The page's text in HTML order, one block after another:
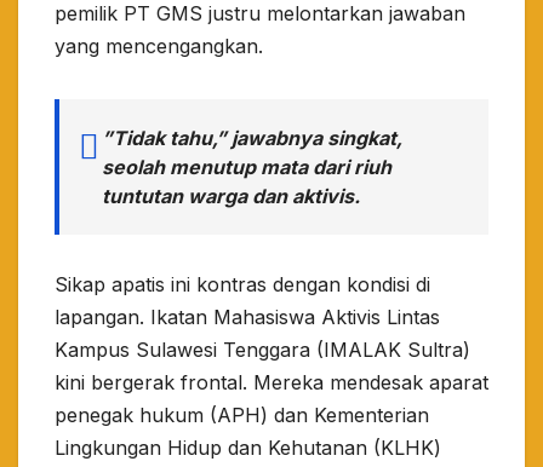
pemilik PT GMS justru melontarkan jawaban
yang mencengangkan.
​”Tidak tahu,” jawabnya singkat,
seolah menutup mata dari riuh
tuntutan warga dan aktivis.
​Sikap apatis ini kontras dengan kondisi di
lapangan. Ikatan Mahasiswa Aktivis Lintas
Kampus Sulawesi Tenggara (IMALAK Sultra)
kini bergerak frontal. Mereka mendesak aparat
penegak hukum (APH) dan Kementerian
Lingkungan Hidup dan Kehutanan (KLHK)